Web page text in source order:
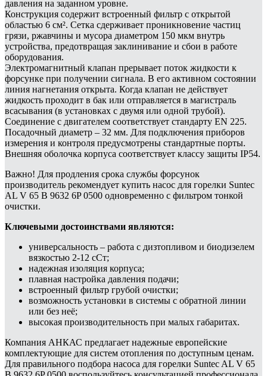
давления на заданном уровне.
Конструкция содержит встроенный фильтр с открытой
областью 6 см². Сетка сдерживает проникновение частиц
грязи, ржавчины и мусора диаметром 150 мкм внутрь
устройства, предотвращая заклинивание и сбои в работе
оборудования.
Электромагнитный клапан прерывает поток жидкости к
форсунке при получении сигнала. В его активном состоянии
линия нагнетания открыта. Когда клапан не действует
жидкость проходит в бак или отправляется в магистраль
всасывания (в установках с двумя или одной трубой).
Соединение с двигателем соответствует стандарту EN 225.
Посадочный диаметр – 32 мм. Для подключения приборов
измерения и контроля предусмотрены стандартные порты.
Внешняя оболочка корпуса соответствует классу защиты IP54.
Важно! Для продления срока службы форсунок
производитель рекомендует купить насос для горелки Suntec
AL V 65 B 9632 6P 0500 одновременно с фильтром тонкой
очистки.
Ключевыми достоинствами являются:
универсальность – работа с дизтопливом и биодизелем
вязкостью 2-12 сСт;
надежная изоляция корпуса;
плавная настройка давления подачи;
встроенный фильтр грубой очистки;
возможность установки в системы с обратной линии
или без неё;
высокая производительность при малых габаритах.
Компания АНКАС предлагает надежные европейские
комплектующие для систем отопления по доступным ценам.
Для правильного подбора насоса для горелки Suntec AL V 65